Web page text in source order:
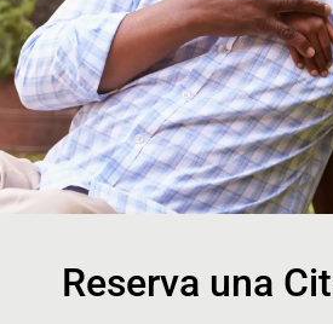
Reserva una